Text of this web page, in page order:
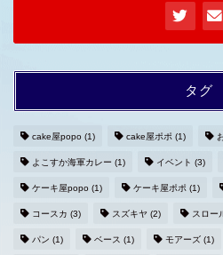
タグ
cake屋popo (1) cake屋ポポ (1)
よこすか海軍カレー (1) イベント (3)
ケーキ屋popo (1) ケーキ屋ポポ (1)
コースカ (3) スズキヤ (2) スロー
パン (1) ベース (1) モアーズ (1)
プライ